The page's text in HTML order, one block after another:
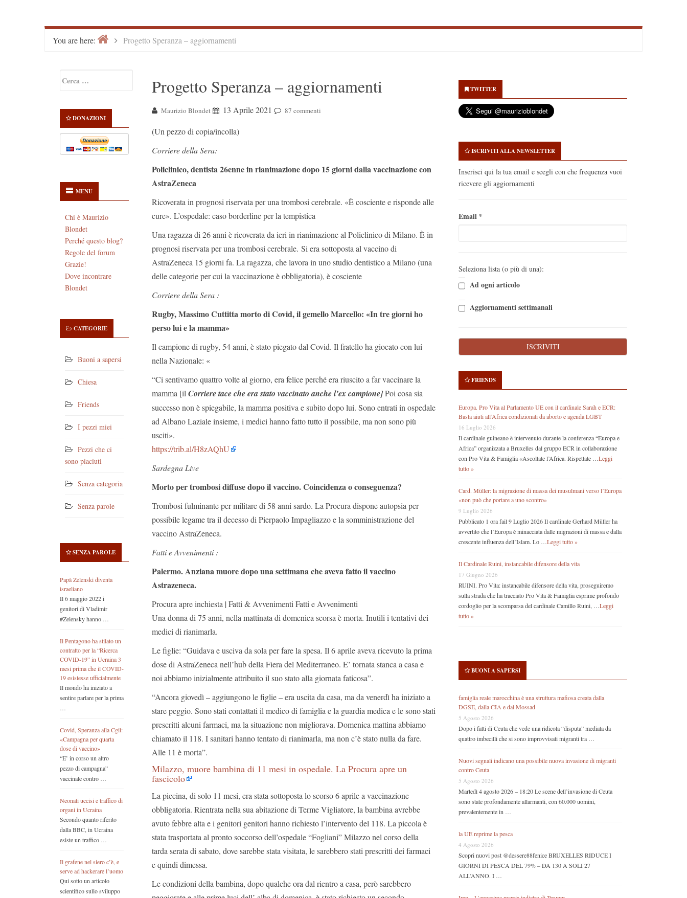
You are here: HomeProgetto Speranza – aggiornamenti
Sidebar
per:
DONAZIONI
MENU
Chi è Maurizio
Blondet
Perché questo blog?
Regole del forum
Grazie!
Dove incontrare
Blondet
CATEGORIE
Buoni a sapersi
Chiesa
Friends
I pezzi miei
Pezzi che ci
sono piaciuti
Senza categoria
Senza parole
SENZA PAROLE
Papà Zelenski diventa
israeliano
Il 6 maggio 2022 i
genitori di Vladimir
#Zelensky hanno …
Il Pentagono ha stilato un
contratto per la “Ricerca
COVID-19” in Ucraina 3
mesi prima che il COVID-
19 esistesse ufficialmente
Il mondo ha iniziato a
sentire parlare per la prima
…
Covid, Speranza alla Cgil:
«Campagna per quarta
dose di vaccino»
“E’ in corso un altro
pezzo di campagna”
vaccinale contro …
Neonati uccisi e traffico di
organi in Ucraina
Secondo quanto riferito
dalla BBC, in Ucraina
esiste un traffico …
Il grafene nel siero c’è, e
serve ad hackerare l’uomo
Qui sotto un articolo
scientifico sullo sviluppo
Progetto Speranza – aggiornamenti
Maurizio Blondet 13 Aprile 2021 87 commenti
(Un pezzo di copia/incolla)
Corriere della Sera:
Policlinico, dentista 26enne in rianimazione dopo 15 giorni dalla vaccinazione con
AstraZeneca
Ricoverata in prognosi riservata per una trombosi cerebrale. «È cosciente e risponde alle
cure». L’ospedale: caso borderline per la tempistica
Una ragazza di 26 anni è ricoverata da ieri in rianimazione al Policlinico di Milano. È in
prognosi riservata per una trombosi cerebrale. Si era sottoposta al vaccino di
AstraZeneca 15 giorni fa. La ragazza, che lavora in uno studio dentistico a Milano (una
delle categorie per cui la vaccinazione è obbligatoria), è cosciente
Corriere della Sera :
Rugby, Massimo Cuttitta morto di Covid, il gemello Marcello: «In tre giorni ho
perso lui e la mamma»
Il campione di rugby, 54 anni, è stato piegato dal Covid. Il fratello ha giocato con lui
nella Nazionale: «
“Ci sentivamo quattro volte al giorno, era felice perché era riuscito a far vaccinare la
mamma [il Corriere tace che era stato vaccinato anche l’ex campione]Poi cosa sia
successo non è spiegabile, la mamma positiva e subito dopo lui. Sono entrati in ospedale
ad Albano Laziale insieme, i medici hanno fatto tutto il possibile, ma non sono più
usciti».
https://trib.al/H8zAQhU
Sardegna Live
Morto per trombosi diffuse dopo il vaccino. Coincidenza o conseguenza?
Trombosi fulminante per militare di 58 anni sardo. La Procura dispone autopsia per
possibile legame tra il decesso di Pierpaolo Impagliazzo e la somministrazione del
vaccino AstraZeneca.
Fatti e Avvenimenti :
Palermo. Anziana muore dopo una settimana che aveva fatto il vaccino
Astrazeneca.
Procura apre inchiesta | Fatti & Avvenimenti Fatti e Avvenimenti
Una donna di 75 anni, nella mattinata di domenica scorsa è morta. Inutili i tentativi dei
medici di rianimarla.
Le figlie: “Guidava e usciva da sola per fare la spesa. Il 6 aprile aveva ricevuto la prima
dose di AstraZeneca nell’hub della Fiera del Mediterraneo. E’ tornata stanca a casa e
noi abbiamo inizialmente attribuito il suo stato alla giornata faticosa”.
“Ancora giovedì – aggiungono le figlie – era uscita da casa, ma da venerdì ha iniziato a
stare peggio. Sono stati contattati il medico di famiglia e la guardia medica e le sono stati
prescritti alcuni farmaci, ma la situazione non migliorava. Domenica mattina abbiamo
chiamato il 118. I sanitari hanno tentato di rianimarla, ma non c’è stato nulla da fare.
Alle 11 è morta”.
Milazzo, muore bambina di 11 mesi in ospedale. La Procura apre un
fascicolo
La piccina, di solo 11 mesi, era stata sottoposta lo scorso 6 aprile a vaccinazione
obbligatoria. Rientrata nella sua abitazione di Terme Vigliatore, la bambina avrebbe
avuto febbre alta e i genitori genitori hanno richiesto l’intervento del 118. La piccola è
stata trasportata al pronto soccorso dell’ospedale “Fogliani” Milazzo nel corso della
tarda serata di sabato, dove sarebbe stata visitata, le sarebbero stati prescritti dei farmaci
e quindi dimessa.
Le condizioni della bambina, dopo qualche ora dal rientro a casa, però sarebbero
Sidebar
TWITTER
ISCRIVITI ALLA NEWSLETTER
Inserisci qui la tua email e scegli con che frequenza vuoi
ricevere gli aggiornamenti
Email *
Seleziona lista (o più di una):
Ad ogni articolo
Aggiornamenti settimanali
FRIENDS
Europa. Pro Vita al Parlamento UE con il cardinale Sarah e ECR:
Basta aiuti all’Africa condizionati da aborto e agenda LGBT
16 Luglio 2026
Il cardinale guineano è intervenuto durante la conferenza “Europa e
Africa” organizzata a Bruxelles dal gruppo ECR in collaborazione
con Pro Vita & Famiglia «Ascoltate l’Africa. Rispettate … Leggi
tutto »
Card. Müller: la migrazione di massa dei musulmani verso l’Europa
«non può che portare a uno scontro»
9 Luglio 2026
Pubblicato 1 ora fail 9 Luglio 2026 Il cardinale Gerhard Müller ha
avvertito che l’Europa è minacciata dalle migrazioni di massa e dalla
crescente influenza dell’Islam. Lo … Leggi tutto »
Il Cardinale Ruini, instancabile difensore della vita
17 Giugno 2026
RUINI. Pro Vita: instancabile difensore della vita, proseguiremo
sulla strada che ha tracciato Pro Vita & Famiglia esprime profondo
cordoglio per la scomparsa del cardinale Camillo Ruini, … Leggi
tutto »
BUONI A SAPERSI
famiglia reale marocchina è una struttura mafiosa creata dalla
DGSE, dalla CIA e dal Mossad
5 Agosto 2026
Dopo i fatti di Ceuta che vede una ridicola “disputa” mediata da
quattro imbecilli che si sono improvvisati migranti tra …
Nuovi segnali indicano una possibile nuova invasione di migranti
contro Ceuta
5 Agosto 2026
Martedì 4 agosto 2026 – 18:20 Le scene dell’invasione di Ceuta
sono state profondamente allarmanti, con 60.000 uomini,
prevalentemente in …
la UE reprime la pesca
4 Agosto 2026
Scopri nuovi post @dessere88fenice BRUXELLES RIDUCE I
GIORNI DI PESCA DEL 79% – DA 130 A SOLI 27
ALL’ANNO. I …